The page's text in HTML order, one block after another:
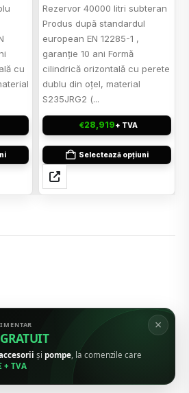
cu
Rezervor 40000 litri subteran
Produs după standardul
european EN 12285-1 ,
garanţie 10 ani Formă
cilindrică orizontală cu perete
dublu din oţel, material
S235JRG2 (...
€28,919+ TVA
Selectează opțiuni
×
GRATUIT
și pompe , la comenzile care
+ TVA